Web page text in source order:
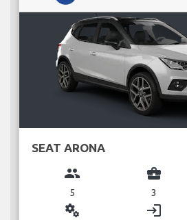
SEAT ARONA
group
5
business_center
3
miscellaneous_services login